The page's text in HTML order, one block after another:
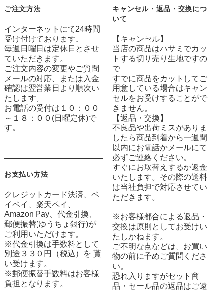
ご注文方法
インターネットにて24時間
受け付けております。
毎週日曜日は定休日とさせ
ていただきます。
ご注文内容の変更やご質問
メールの対応、または入金
確認は翌営業日より順次い
たします。
お電話の受付は１０：００
～１８：００(日曜定休)で
す。
お支払い方法
クレジットカード決済、ペ
イペイ、楽天ペイ、
Amazon Pay、代金引換、
郵便振替(ゆうちょ銀行)が
ご利用いただけます。
※代金引換は手数料として
別途３３０円（税込）を 貰
い受けます。
※郵便振替手数料はお客様
負担となります。
キャンセル・返品・交換につ
いて
【キャンセル】
当店の商品はハサミでカッ
トする切り売り生地ですの
で
すでに商品をカットしてご
用意している場合はキャン
セルをお受けすることがで
きません。
【返品・交換】
不良品や出荷ミスがありま
したら商品到着から一週間
以内にお電話かメールにて
必ずご連絡ください。
すぐにお取替えするか返金
いたします。その際の送料
は当社負担で対応させてい
ただきます。
※お客様都合による返品・
交換は原則としてお受けい
たしかねます。
ご不明な点などは、お買い
物の前に予めご質問くださ
い。
恐れ入りますがセット商
品・セール品の返品はご遠